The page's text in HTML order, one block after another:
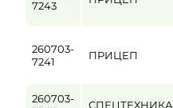
7243
260703-
7241
ПРИЦЕП
260703-
СПЕЦТЕХНИКА